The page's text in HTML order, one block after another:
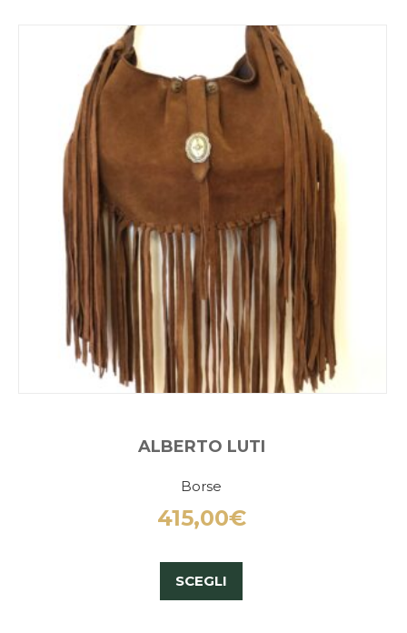
ALBERTO LUTI
Borse
415,00€
SCEGLI